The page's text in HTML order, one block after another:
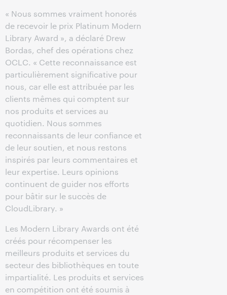
« Nous sommes vraiment honorés
de recevoir le prix Platinum Modern
Library Award », a déclaré Drew
Bordas, chef des opérations chez
OCLC. « Cette reconnaissance est
particulièrement significative pour
nous, car elle est attribuée par les
clients mêmes qui comptent sur
nos produits et services au
quotidien. Nous sommes
reconnaissants de leur confiance et
de leur soutien, et nous restons
inspirés par leurs commentaires et
leur expertise. Leurs opinions
continuent de guider nos efforts
pour bâtir sur le succès de
CloudLibrary. »
Les Modern Library Awards ont été
créés pour récompenser les
meilleurs produits et services du
secteur des bibliothèques en toute
impartialité. Les produits et services
en compétition ont été soumis à